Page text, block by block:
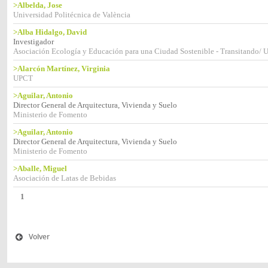
>Albelda, Jose
Universidad Politécnica de València
>Alba Hidalgo, David
Investigador
Asociación Ecología y Educación para una Ciudad Sostenible - Transitando/
>Alarcón Martínez, Virginia
UPCT
>Aguilar, Antonio
Director General de Arquitectura, Vivienda y Suelo
Ministerio de Fomento
>Aguilar, Antonio
Director General de Arquitectura, Vivienda y Suelo
Ministerio de Fomento
>Aballe, Miguel
Asociación de Latas de Bebidas
1
Volver